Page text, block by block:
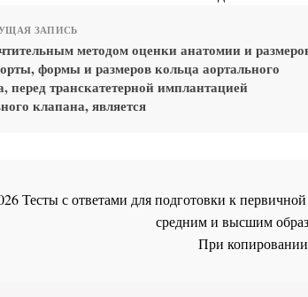
ЗАПИСЬ
методом оценки анатомии и
формы и размеров кольца аортального
перед транскатетерной имплантацией
клапана, является
Тесты с ответами для подготовки к
средним и высшим
При копировании